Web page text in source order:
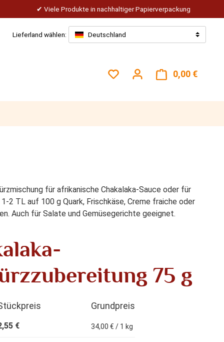
Viele Produkte in nachhaltiger Papierverpackung
Lieferland wählen: Deutschland
Du hast 0 Produkte auf
0,00 €
für afrikanische Chakalaka-Sauce oder für
2 TL auf 100 g Quark, Frischkäse, Creme fraiche oder
Auch für Salate und Gemüsegerichte geeignet.
75 g
Grundpreis
€ 34,00 € / 1 kg